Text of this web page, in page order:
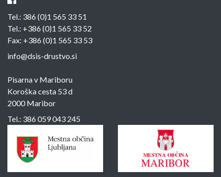
Tel.: 386 (0)1 565 33 51
Tel.: +386 (0)1 565 33 52
Fax: +386 (0)1 565 33 53
info@dsis-drustvo.si
Pisarna v Mariboru
Koroška cesta 53 d
2000 Maribor
Tel.: 386 059 043 245